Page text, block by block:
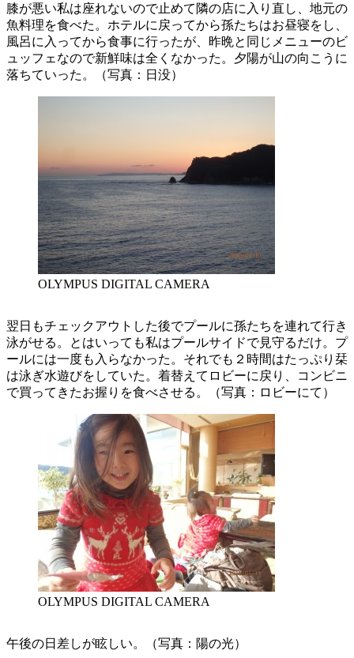
膝が悪い私は座れないので止めて隣の店に入り直し、地元の
魚料理を食べた。ホテルに戻ってから孫たちはお昼寝をし、
風呂に入ってから食事に行ったが、昨晩と同じメニューのビ
ュッフェなので新鮮味は全くなかった。夕陽が山の向こうに
落ちていった。（写真：日没）
OLYMPUS DIGITAL CAMERA
翌日もチェックアウトした後でプールに孫たちを連れて行き
泳がせる。とはいっても私はプールサイドで見守るだけ。プ
ールには一度も入らなかった。それでも２時間はたっぷり栞
は泳ぎ水遊びをしていた。着替えてロビーに戻り、コンビニ
で買ってきたお握りを食べさせる。（写真：ロビーにて）
OLYMPUS DIGITAL CAMERA
午後の日差しが眩しい。（写真：陽の光）